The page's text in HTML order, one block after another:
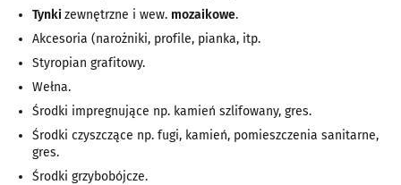
Tynki zewnętrzne i wew. mozaikowe.
Akcesoria (narożniki, profile, pianka, itp.
Styropian grafitowy.
Wełna.
Środki impregnujące np. kamień szlifowany, gres.
Środki czyszczące np. fugi, kamień, pomieszczenia sanitarne,
gres.
Środki grzybobójcze.